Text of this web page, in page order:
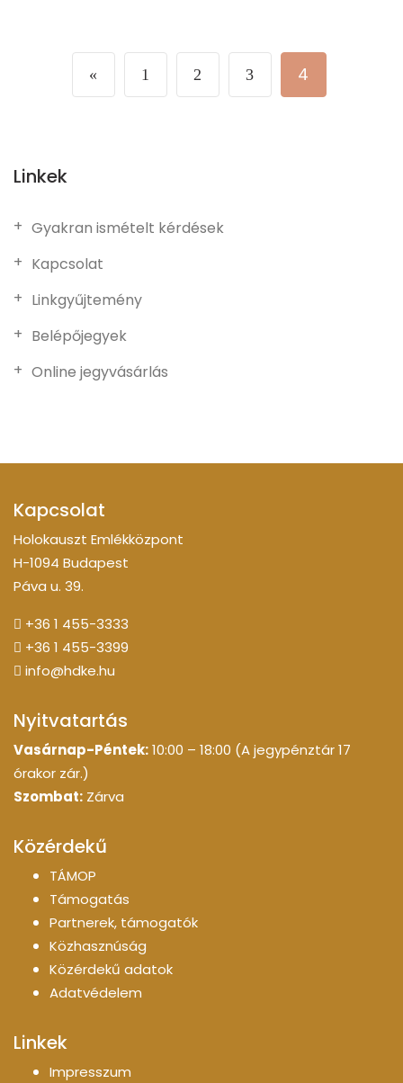
« 1 2 3 4
Linkek
Gyakran ismételt kérdések
Kapcsolat
Linkgyűjtemény
Belépőjegyek
Online jegyvásárlás
Kapcsolat
Holokauszt Emlékközpont
H-1094 Budapest
Páva u. 39.
+36 1 455-3333
+36 1 455-3399
info@hdke.hu
Nyitvatartás
Vasárnap-Péntek:10:00 – 18:00 (A jegypénztár 17
órakor zár.)
Szombat: Zárva
Közérdekű
TÁMOP
Támogatás
Partnerek, támogatók
Közhasznúság
Közérdekű adatok
Adatvédelem
Linkek
Impresszum